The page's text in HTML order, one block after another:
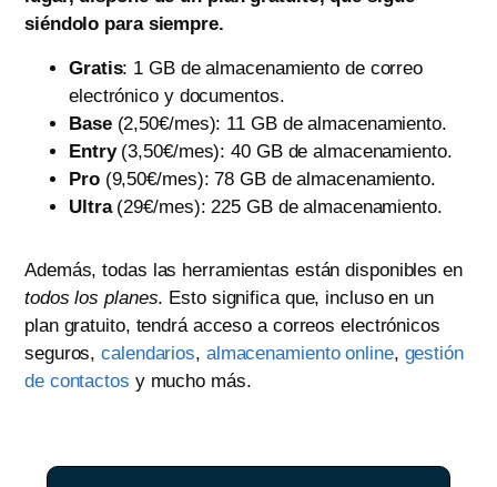
siéndolo para siempre.
Gratis: 1 GB de almacenamiento de correo
electrónico y documentos.
Base(2,50€/mes): 11 GB de almacenamiento.
Entry(3,50€/mes): 40 GB de almacenamiento.
Pro(9,50€/mes): 78 GB de almacenamiento.
Ultra(29€/mes): 225 GB de almacenamiento.
Además, todas las herramientas están disponibles en
todos los planes. Esto significa que, incluso en un
plan gratuito, tendrá acceso a correos electrónicos
seguros,calendarios, almacenamiento online, gestión
de contactos y mucho más.